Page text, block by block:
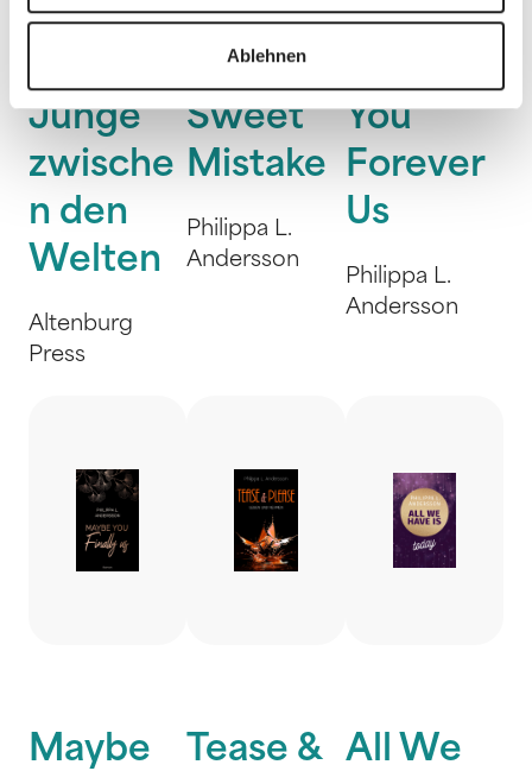
Ablehnen
Junge
zwische
n den
Welten
Altenburg
Press
Mister
Sweet
Mistake
Philippa L.
Andersson
You
Forever
Us
Philippa L.
Andersson
Maybe
Tease &
All We